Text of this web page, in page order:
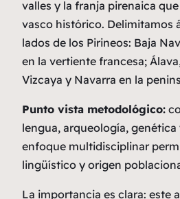
valles y la franja pirenaica
vasco histórico. Delimitamos
lados de los Pirineos: Baja
en la vertiente francesa;
Vizcaya y Navarra en la
Punto vista metodológico:
lengua, arqueología,
enfoque multidisciplinar
lingüístico y origen
La importancia es clara: este